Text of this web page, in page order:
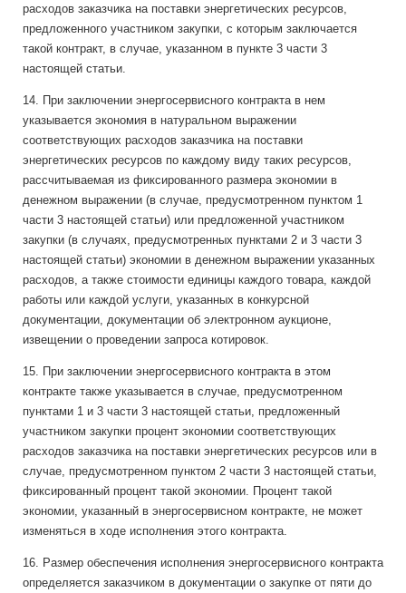
расходов заказчика на поставки энергетических ресурсов,
предложенного участником закупки, с которым заключается
такой контракт, в случае, указанном в пункте 3 части 3
настоящей статьи.
14. При заключении энергосервисного контракта в нем
указывается экономия в натуральном выражении
соответствующих расходов заказчика на поставки
энергетических ресурсов по каждому виду таких ресурсов,
рассчитываемая из фиксированного размера экономии в
денежном выражении (в случае, предусмотренном пунктом 1
части 3 настоящей статьи) или предложенной участником
закупки (в случаях, предусмотренных пунктами 2 и 3 части 3
настоящей статьи) экономии в денежном выражении указанных
расходов, а также стоимости единицы каждого товара, каждой
работы или каждой услуги, указанных в конкурсной
документации, документации об электронном аукционе,
извещении о проведении запроса котировок.
15. При заключении энергосервисного контракта в этом
контракте также указывается в случае, предусмотренном
пунктами 1 и 3 части 3 настоящей статьи, предложенный
участником закупки процент экономии соответствующих
расходов заказчика на поставки энергетических ресурсов или в
случае, предусмотренном пунктом 2 части 3 настоящей статьи,
фиксированный процент такой экономии. Процент такой
экономии, указанный в энергосервисном контракте, не может
изменяться в ходе исполнения этого контракта.
16. Размер обеспечения исполнения энергосервисного контракта
определяется заказчиком в документации о закупке от пяти до